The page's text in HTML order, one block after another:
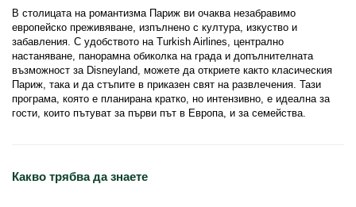
В столицата на романтизма Париж ви очаква незабравимо
европейско преживяване, изпълнено с култура, изкуство и
забавления. С удобството на Turkish Airlines, централно
настаняване, панорамна обиколка на града и допълнителната
възможност за Disneyland, можете да откриете както класическия
Париж, така и да стъпите в приказен свят на развлечения. Тази
програма, която е планирана кратко, но интензивно, е идеална за
гости, които пътуват за първи път в Европа, и за семейства.
Какво трябва да знаете